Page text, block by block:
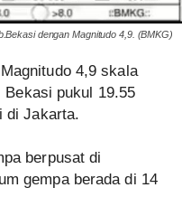
dengan Magnitudo 4,9. (BMKG)
4,9 skala
pukul 19.55
di Jakarta.
berpusat di
gempa berada di 14